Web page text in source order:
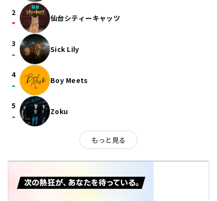
2
arrow_drop_down 仙台シティーキャッツ
3
arrow_drop_up Sick Lily
4
arrow_drop_up Boy Meets
5
arrow_drop_up Zoku
もっと見る